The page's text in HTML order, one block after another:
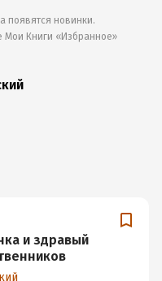
появятся новинки.
Мои Книги «Избранное»
и здравый